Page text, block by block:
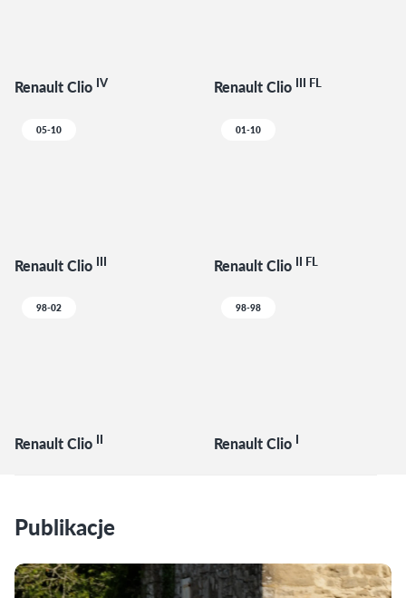
Renault Clio IV Renault Clio III FL
05-10
Renault Clio III
01-10
Renault Clio II FL
98-02
Renault Clio II
98-98
Renault Clio I
Publikacje